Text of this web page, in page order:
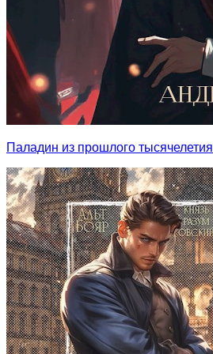
Паладин из прошлого тысячелетия